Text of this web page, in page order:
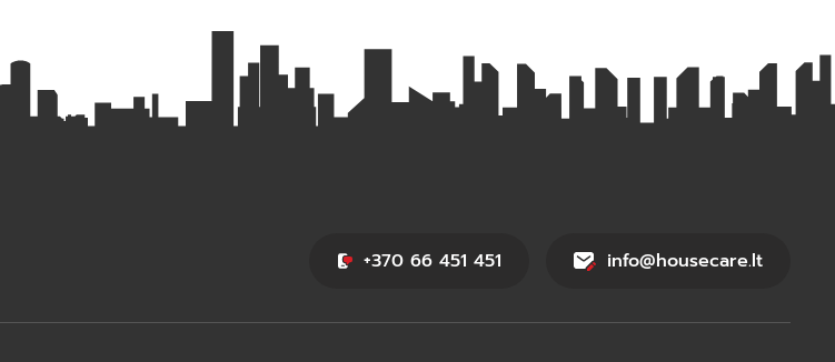
+370 66 451 451 info@housecare.lt